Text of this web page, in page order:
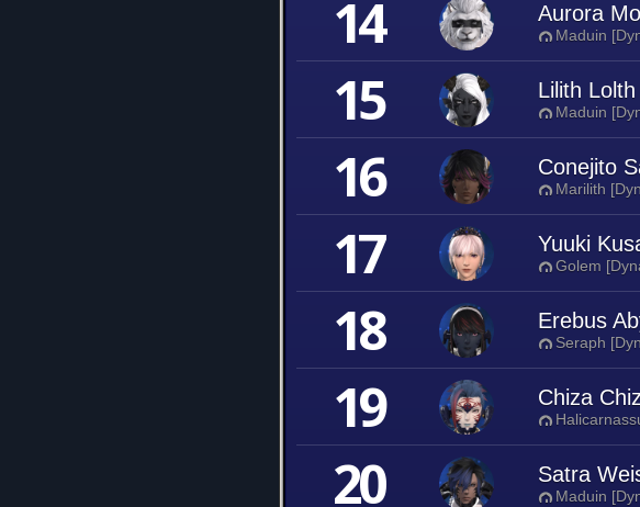
14 Aurora
Maduin
15 Lilith Lolth
Maduin
16 Conejito
Marilith
17 Yuuki
Golem
18 Erebus
Seraph
19 Chiza
20 Satra
Maduin